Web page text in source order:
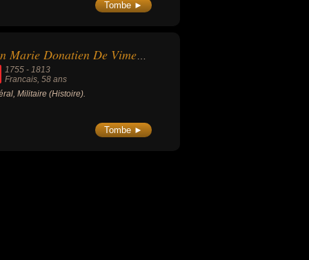
des Anglais, fait l'objet de nombreuses
Tombe ►
1755 - 1813
Francais , 58 ans
Militaire (Histoire).
Tombe ►